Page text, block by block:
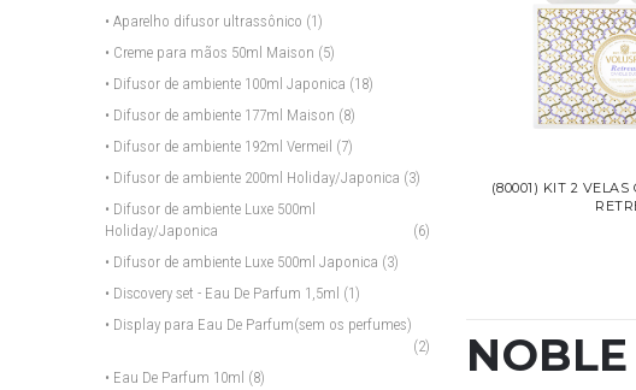
• Aparelho difusor ultrassônico (1)
• Creme para mãos 50ml Maison (5)
• Difusor de ambiente 100ml Japonica (18)
• Difusor de ambiente 177ml Maison (8)
• Difusor de ambiente 192ml Vermeil (7)
• Difusor de ambiente 200ml Holiday/Japonica (3)
• Difusor de ambiente Luxe 500ml
Holiday/Japonica
(6)
• Difusor de ambiente Luxe 500ml Japonica (3)
• Discovery set - Eau De Parfum 1,5ml (1)
• Display para Eau De Parfum(sem os perfumes)
(2)
• Eau De Parfum 10ml (8)
(80001) KIT 2 VELAS